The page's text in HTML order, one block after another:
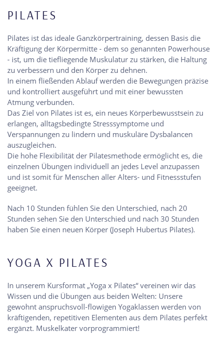
PILATES
Pilates ist das ideale Ganzkörpertraining, dessen Basis die
Kräftigung der Körpermitte - dem so genannten Powerhouse
- ist, um die tiefliegende Muskulatur zu stärken, die Haltung
zu verbessern und den Körper zu dehnen.
In einem fließenden Ablauf werden die Bewegungen präzise
und kontrolliert ausgeführt und mit einer bewussten
Atmung verbunden.
Das Ziel von Pilates ist es, ein neues Körperbewusstsein zu
erlangen, alltagsbedingte Stresssymptome und
Verspannungen zu lindern und muskuläre Dysbalancen
auszugleichen.
Die hohe Flexibilität der Pilatesmethode ermöglicht es, die
einzelnen Übungen individuell an jedes Level anzupassen
und ist somit für Menschen aller Alters- und Fitnessstufen
geeignet.
Nach 10 Stunden fühlen Sie den Unterschied, nach 20
Stunden sehen Sie den Unterschied und nach 30 Stunden
haben Sie einen neuen Körper (Joseph Hubertus Pilates).
YOGA X PILATES
In unserem Kursformat „Yoga x Pilates“ vereinen wir das
Wissen und die Übungen aus beiden Welten: Unsere
gewohnt anspruchsvoll-flowigen Yogaklassen werden von
kräftigenden, repetitiven Elementen aus dem Pilates perfekt
ergänzt. Muskelkater vorprogrammiert!